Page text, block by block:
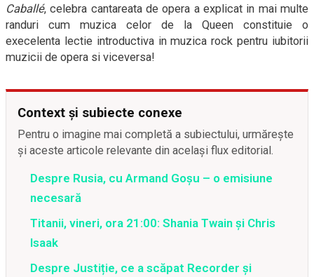
Caballé, celebra cantareata de opera a explicat in mai multe
randuri cum muzica celor de la Queen constituie o
execelenta lectie introductiva in muzica rock pentru iubitorii
muzicii de opera si viceversa!
Context și subiecte conexe
Pentru o imagine mai completă a subiectului, urmărește
și aceste articole relevante din același flux editorial.
Despre Rusia, cu Armand Goșu – o emisiune
necesară
Titanii, vineri, ora 21:00: Shania Twain și Chris
Isaak
Despre Justiție, ce a scăpat Recorder și